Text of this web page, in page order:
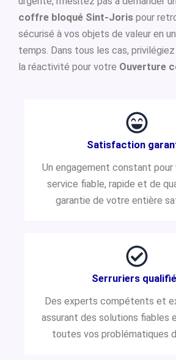
coffre bloqué Sint-Joris pour
sécurisé à vos objets de valeur en
temps. Dans tous les cas,
la réactivité pour votre Ouverture
Satisfaction
Un engagement constant pour
service fiable, rapide et de
garantie de votre entière
Serruriers
Des experts compétents et
assurant des solutions fiables
toutes vos problématiques